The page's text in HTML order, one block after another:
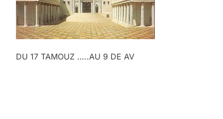
DU 17 TAMOUZ …..AU 9 DE AV